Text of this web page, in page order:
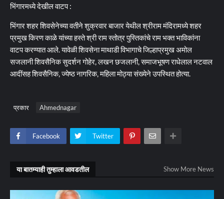
भिंगारमध्ये देखील वाटप :
भिंगार शहर शिवसेनेच्या वतीने शुक्रवार बाजार येथील श्रीराम मंदिरामध्ये शहर
प्रमुख किरण काळे यांच्या हस्ते श्री राम स्तोत्र पुस्तिकांचे राम भक्त भाविकांना
वाटप करण्यात आले. यावेळी शिवसेना माथाडी विभागाचे जिल्हाप्रमुख अमोल
सजलानी शिवसैनिक सुदर्शन गोहेर, लखन छजलानी, समाजभूषण राधेलाल नटवाल
आदींसह शिवसैनिक, ज्येष्ठ नागरिक, महिला मोठ्या संख्येने उपस्थित होत्या.
प्रकार Ahmednagar
Facebook Twitter
या बातम्याही तुम्हाला आवडतील Show More News